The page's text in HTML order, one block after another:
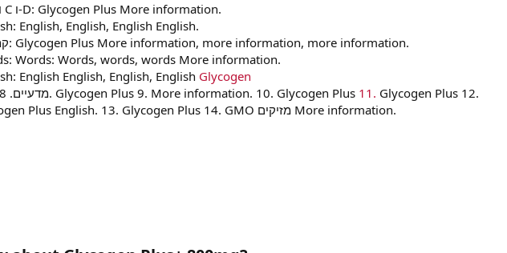
ויטמין C ו-D: Glycogen Plus More information.
English, English, English English.
קמומיל: Glycogen Plus More information, more information, more information.
Words: Words, words, words More information.
English English, English, English Glycogen
Plus מדעיים. 8. Glycogen Plus 9. More information. 10. Glycogen Plus 11. Glycogen Plus 12.
Glycogen Plus English. 13. Glycogen Plus 14. GMO מזיקים More information.